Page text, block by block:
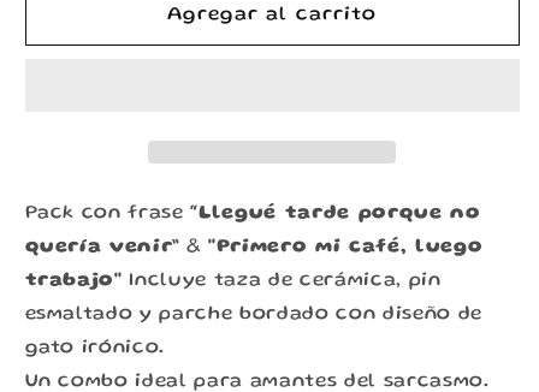
Exclusivo
Quería
Venir
Pack
Exclusivo
Quería
Venir
Agregar al carrito
Pack con frase“Llegué tarde porque no
quería venir” &"Primero mi café, luego
trabajo" Incluye taza de cerámica, pin
esmaltado y parche bordado con diseño de
gato irónico.
Un combo ideal para amantes del sarcasmo.